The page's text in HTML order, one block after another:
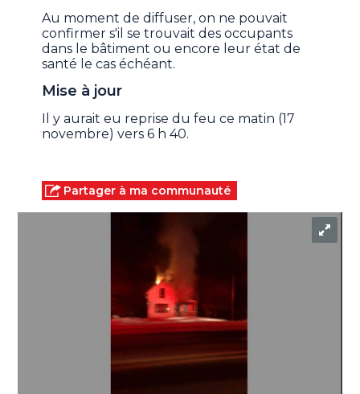
Au moment de diffuser, on ne pouvait
confirmer s'il se trouvait des occupants
dans le bâtiment ou encore leur état de
santé le cas échéant.
Mise à jour
Il y aurait eu reprise du feu ce matin (17
novembre) vers 6 h 40.
Partager à ma communauté